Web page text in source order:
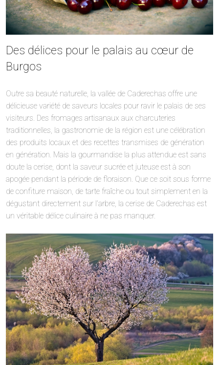
Des délices pour le palais au cœur de
Burgos
Outre sa beauté naturelle, la vallée de Caderechas offre une
délicieuse variété de saveurs locales pour ravir le palais de ses
visiteurs. Des fromages artisanaux aux charcuteries
traditionnelles, la gastronomie de la région est une célébration
des produits locaux et des recettes transmises de génération
en génération. Mais la gourmandise la plus attendue est sans
doute la cerise, dont la saveur sucrée et juteuse est à son
apogée pendant la période de floraison. Que ce soit sous forme
de confiture maison, de tarte fraîche ou tout simplement en la
dégustant directement sur l’arbre, la cerise de Caderechas est
un véritable délice culinaire à ne pas manquer.